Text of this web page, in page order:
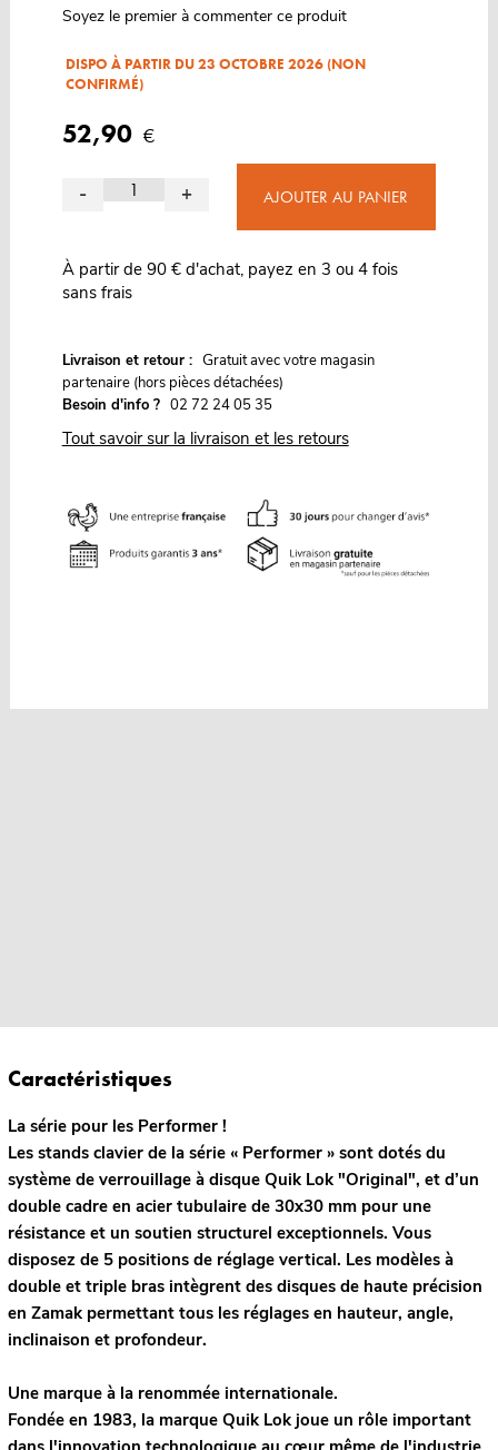
Soyez le premier à commenter ce produit
DISPO À PARTIR DU 23 OCTOBRE 2026 (NON
CONFIRMÉ)
52,90 €
- + AJOUTER AU PANIER
À partir de 90 € d'achat, payez en 3 ou 4 fois
sans frais
Livraison et retour : Gratuit avec votre magasin
partenaire (hors pièces détachées)
Besoin d'info ? 02 72 24 05 35
Tout savoir sur la livraison et les retours
Caractéristiques
La série pour les Performer !
Les stands clavier de la série « Performer » sont dotés du
système de verrouillage à disque Quik Lok "Original", et d’un
double cadre en acier tubulaire de 30x30 mm pour une
résistance et un soutien structurel exceptionnels. Vous
disposez de 5 positions de réglage vertical. Les modèles à
double et triple bras intègrent des disques de haute précision
en Zamak permettant tous les réglages en hauteur, angle,
inclinaison et profondeur.
Une marque à la renommée internationale.
Fondée en 1983, la marque Quik Lok joue un rôle important